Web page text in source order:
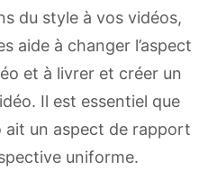
du style à vos vidéos,
aide à changer l’aspect
et à livrer et créer un
Il est essentiel que
un aspect de rapport
uniforme.